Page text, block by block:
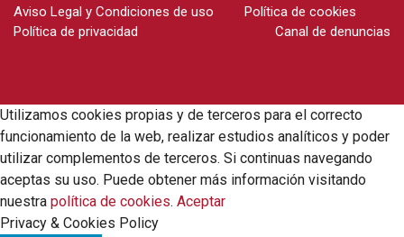
Aviso Legal y Condiciones de uso
Política de cookies
Política de privacidad
Canal de denuncias
Utilizamos cookies propias y de terceros para el correcto
funcionamiento de la web, realizar estudios analíticos y poder
utilizar complementos de terceros. Si continuas navegando
aceptas su uso. Puede obtener más información visitando
nuestra política de cookies. Aceptar
Privacy & Cookies Policy